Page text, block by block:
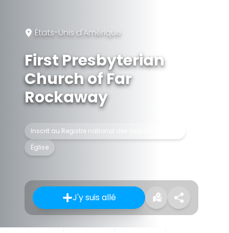
États-Unis d'Amérique
First Presbyterian
Church of Far
Rockaway
Inscrit au Registre national des lieux historiques
Église
J'y suis allé